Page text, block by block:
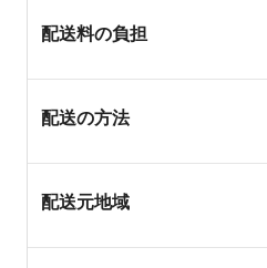
配送料の負担
配送の方法
配送元地域